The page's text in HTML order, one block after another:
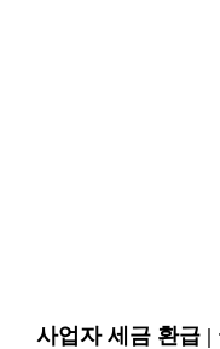
사업자 세금 환급 |